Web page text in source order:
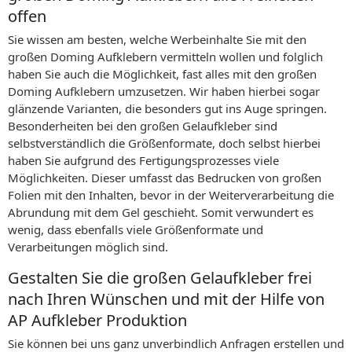
offen
Sie wissen am besten, welche Werbeinhalte Sie mit den
großen Doming Aufklebern vermitteln wollen und folglich
haben Sie auch die Möglichkeit, fast alles mit den großen
Doming Aufklebern umzusetzen. Wir haben hierbei sogar
glänzende Varianten, die besonders gut ins Auge springen.
Besonderheiten bei den großen Gelaufkleber sind
selbstverständlich die Größenformate, doch selbst hierbei
haben Sie aufgrund des Fertigungsprozesses viele
Möglichkeiten. Dieser umfasst das Bedrucken von großen
Folien mit den Inhalten, bevor in der Weiterverarbeitung die
Abrundung mit dem Gel geschieht. Somit verwundert es
wenig, dass ebenfalls viele Größenformate und
Verarbeitungen möglich sind.
Gestalten Sie die großen Gelaufkleber frei
nach Ihren Wünschen und mit der Hilfe von
AP Aufkleber Produktion
Sie können bei uns ganz unverbindlich Anfragen erstellen und